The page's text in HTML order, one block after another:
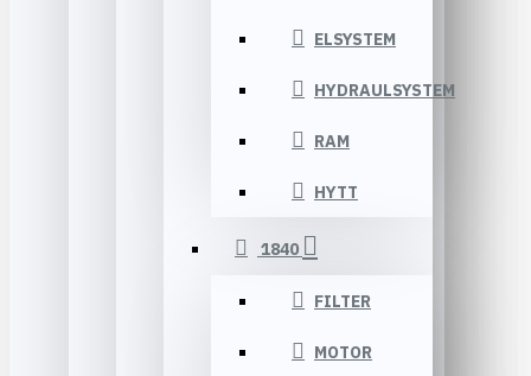
ELSYSTEM
HYDRAULSYSTEM
RAM
HYTT
1840
FILTER
MOTOR